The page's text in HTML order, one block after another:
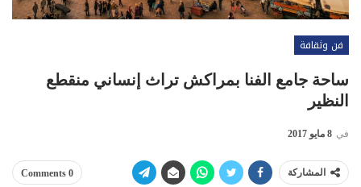
فن وثقافة
ساحة جامع الفنا بمراكش تراث إنساني منقطع
النظير
في 8 مايو 2017
المشاركة 0 Comments